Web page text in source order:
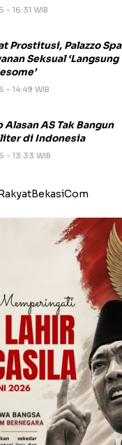
- 16:31 WIB
Prostitusi, Palazzo Spa
Seksual ‘Langsung
- 14:49 WIB
Alasan AS Tak Bangun
di Indonesia
- 13:33 WIB